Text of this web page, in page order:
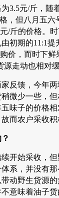
3.5元/斤，随
，但八月五六
/斤的价格。
初期的11:1提
价，而时下鲜
走动也相对缓
反馈，今年
微少一些，
味子的价格
而农户采收积
开始采收，
系，并没有
动野生货源
意味着油子